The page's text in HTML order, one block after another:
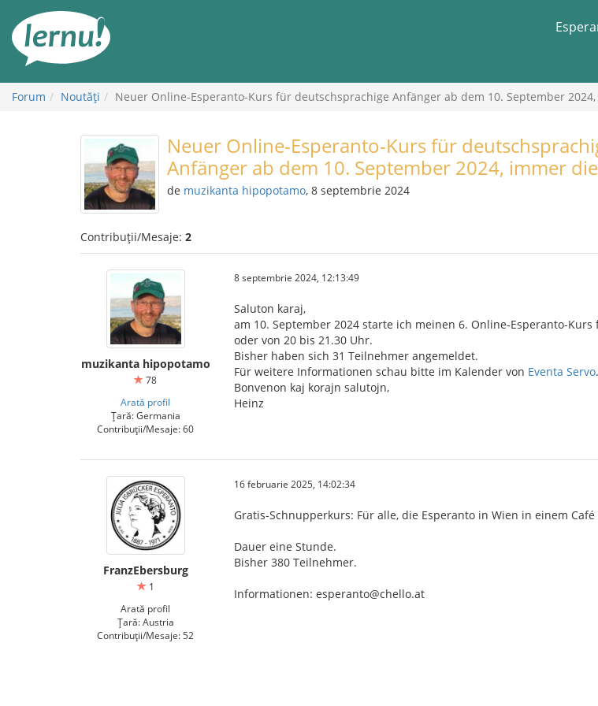
conținut
Forum Noutăţi Neuer Online-Esperanto-Kurs für deutschsprachige Anfänger ab dem 10. September
Neuer Online-Esperanto-Kurs für
Anfänger ab dem 10. September 2024, immer
de muzikanta hipopotamo, 8 septembrie 2024
Contribuții/Mesaje: 2
muzikanta hipopotamo
78
Arată profil
Țară: Germania
Contribuții/Mesaje: 60
8 septembrie 2024, 12:13:49
Saluton karaj,
am 10. September 2024 starte ich meinen 6. Online-Esperanto-
oder von 20 bis 21.30 Uhr.
Bisher haben sich 31 Teilnehmer angemeldet.
Für weitere Informationen schau bitte im Kalender von Eventa Servo.
Bonvenon kaj korajn salutojn,
Heinz
FranzEbersburg
1
Arată profil
Țară: Austria
Contribuții/Mesaje: 52
16 februarie 2025, 14:02:34
Gratis-Schnupperkurs: Für alle, die Esperanto in Wien in einem
Dauer eine Stunde.
Bisher 380 Teilnehmer.
Informationen: esperanto@chello.at